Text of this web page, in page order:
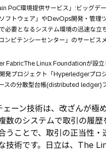
PoC環境提供サービス」:ビッグデ
フトウェア」やDevOps開発・管理
必要となるシステム環境の迅速な立
ンピテンシーセンター」のサービス
Fabric:The Linux Foundationが設立
発プロジェクト「Hyperledgerプロ
スの分散型台帳(distributed ledger)フ
ェーン技術は、改ざんが極
数のシステムで取引の履
うことで、取引の正当性・
技術です。日立は、The